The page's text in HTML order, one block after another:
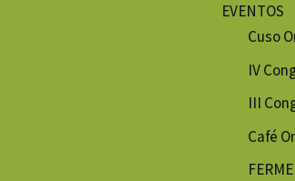
EVENTOS
Cuso
IV
III
Café